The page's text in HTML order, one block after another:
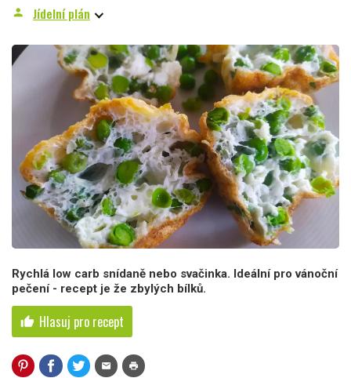
person Jídelní plán
Rychlá low carb snídaně nebo svačinka. Ideální pro vánoční
pečení - recept je že zbylých bílků.
thumb_up Hlasuj pro recept
mail print